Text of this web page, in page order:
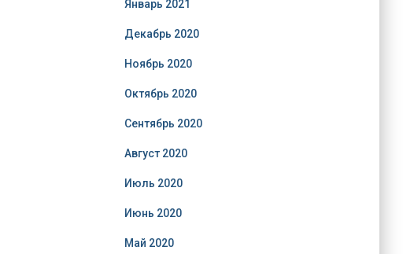
Январь 2021
Декабрь 2020
Ноябрь 2020
Октябрь 2020
Сентябрь 2020
Август 2020
Июль 2020
Июнь 2020
Май 2020